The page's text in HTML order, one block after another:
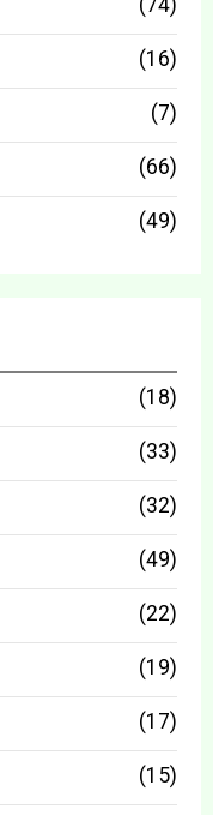
(16)
(7)
(66)
(49)
(18)
(33)
(32)
(49)
(22)
(19)
(17)
(15)